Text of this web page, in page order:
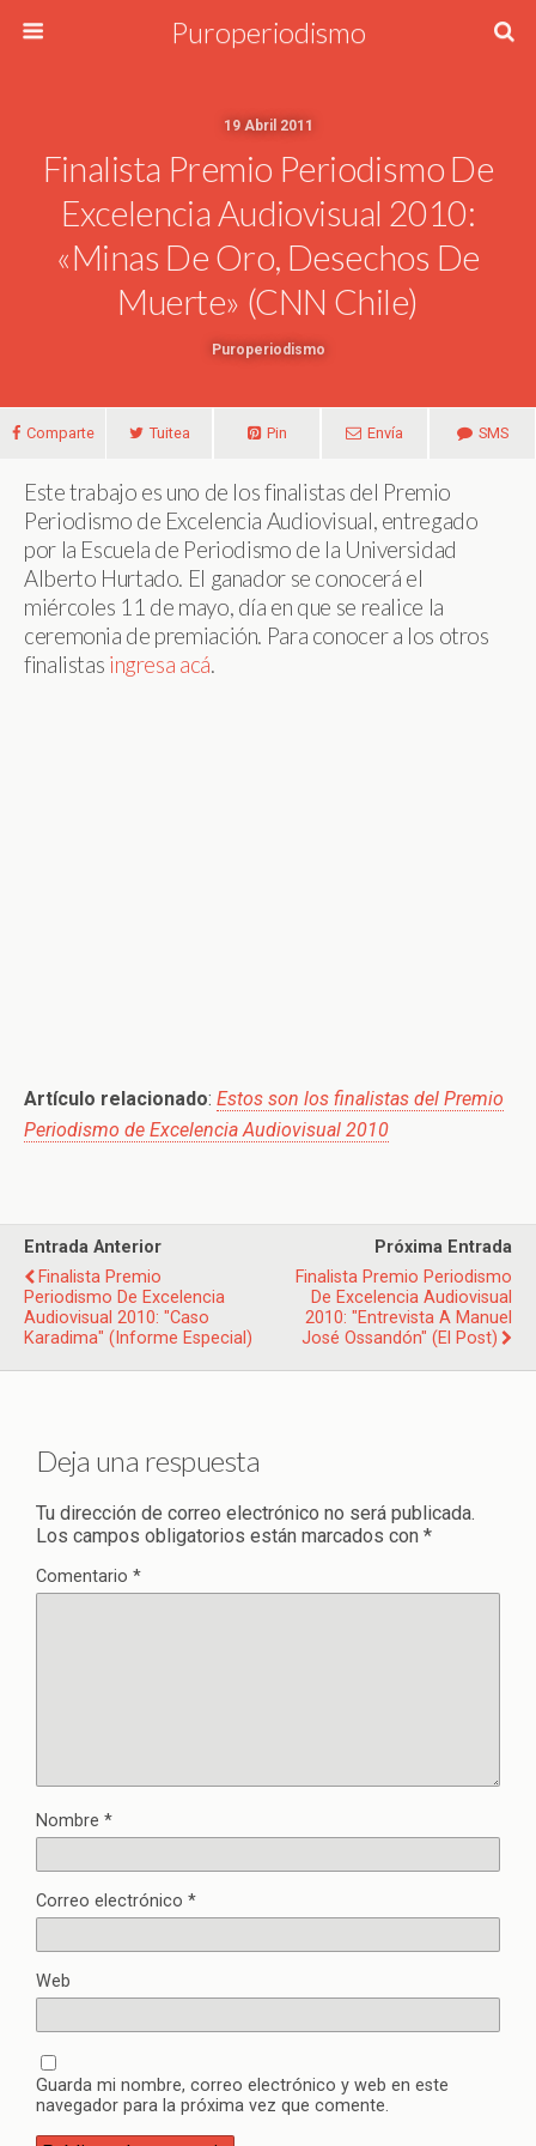
Puroperiodismo
19 Abril 2011
Finalista Premio Periodismo De
Excelencia Audiovisual 2010:
«Minas De Oro, Desechos De
Muerte» (CNN Chile)
Puroperiodismo
Comparte Tuitea Pin Envía SMS
Este trabajo es uno de los finalistas del Premio
Periodismo de Excelencia Audiovisual, entregado
por la Escuela de Periodismo de la Universidad
Alberto Hurtado. El ganador se conocerá el
miércoles 11 de mayo, día en que se realice la
ceremonia de premiación. Para conocer a los otros
finalistas ingresa acá.
Artículo relacionado: Estos son los finalistas del Premio
Periodismo de Excelencia Audiovisual 2010
Entrada Anterior
Finalista Premio
Periodismo De Excelencia
Audiovisual 2010: "Caso
Karadima" (Informe Especial)
Próxima Entrada
Finalista Premio Periodismo
De Excelencia Audiovisual
2010: "Entrevista A Manuel
José Ossandón" (El Post)
Deja una respuesta
Tu dirección de correo electrónico no será publicada.
Los campos obligatorios están marcados con *
Comentario *
Nombre *
Correo electrónico *
Web
Guarda mi nombre, correo electrónico y web en este
navegador para la próxima vez que comente.